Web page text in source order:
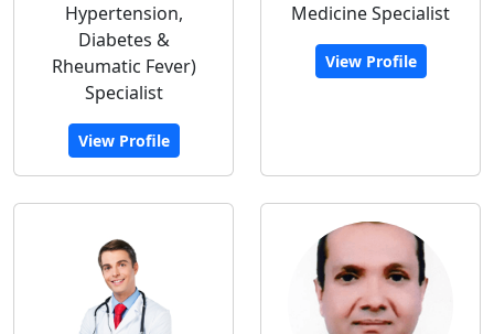
Hypertension,
Diabetes &
Rheumatic Fever)
Specialist
View Profile
Medicine Specialist
View Profile